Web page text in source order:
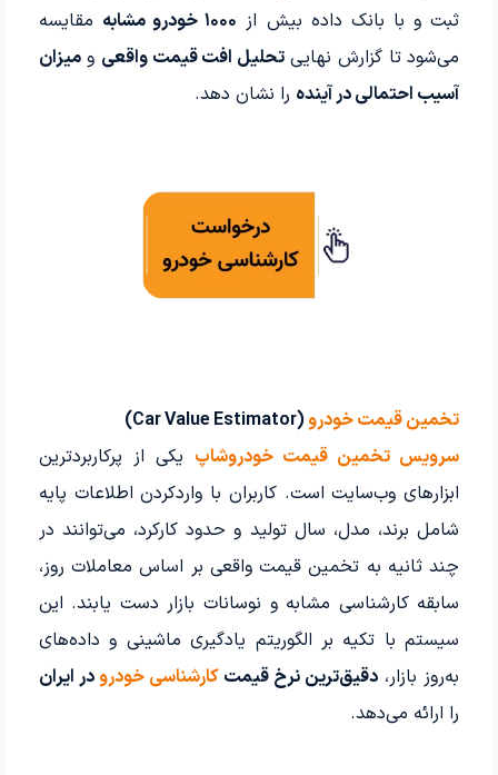
ثبت و با بانک داده بیش از ۱۰۰۰ خودرو مشابه
مقایسه
می‌شود تا گزارش نهاییتحلیل افت قیمت واقعی ومیزان
آسیب احتمالی در آینده را نشان دهد.
تخمین قیمت خودرو(Car Value Estimator)
سرویس تخمین قیمت خودروشاپ یکی از پرکاربردترین
ابزارهای وب‌سایت است. کاربران با واردکردن اطلاعات پایه
شامل برند، مدل، سال تولید و حدود کارکرد، می‌توانند در
چند ثانیه به تخمین قیمت واقعی بر اساس معاملات روز،
سابقه کارشناسی مشابه و نوسانات بازار دست یابند. این
سیستم با تکیه بر الگوریتم یادگیری ماشینی و داده‌های
به‌روز بازار، دقیق‌ترین نرخ قیمتکارشناسی خودرودر ایران
را ارائه می‌دهد.